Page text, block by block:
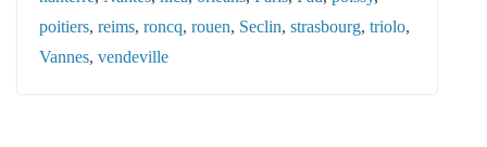
poitiers, reims, roncq, rouen, Seclin, strasbourg, triolo
Vannes, vendeville